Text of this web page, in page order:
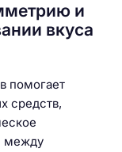
и
вкуса
помогает
средств,
между